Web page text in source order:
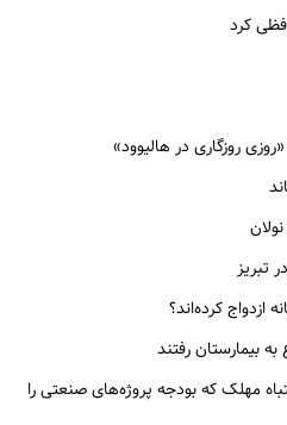
کرد
روزگاری در هالیوود»
تبریز
کرده‌اند؟
بیمارستان رفتند
بازار لوله استیل؛ ۵ اشتباه مهلک که بودجه پروژه‌های صنعتی را